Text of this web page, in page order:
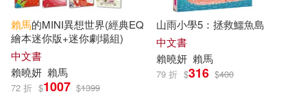
電子書 (可複選)
適合手機平板閱讀(1)
賴馬的MINI異想世界(經典EQ
繪本迷你版+迷你劇場組)
中文書
賴曉妍 賴馬
72 折 $1007 $1399
山雨小學5：拯救鱷魚島
中文書
賴曉妍 賴馬
79 折 $316 $400